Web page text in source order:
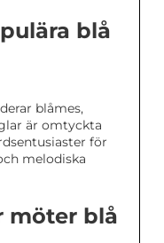
blå
blåmes,
är omtyckta
för
melodiska
möter blå